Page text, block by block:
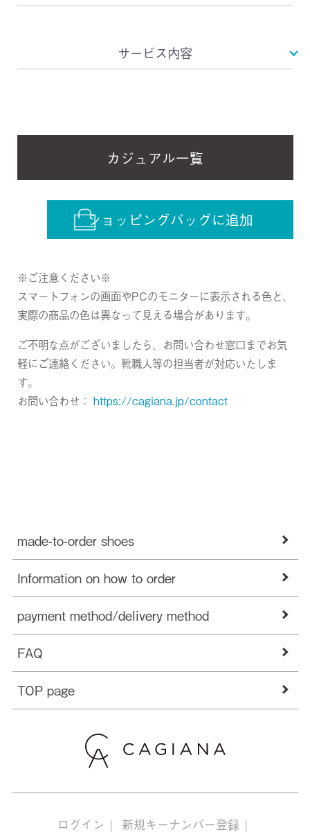
サービス内容
カジュアル一覧
ショッピングバッグに追加
※ご注意ください※
スマートフォンの画面やPCのモニターに表示される色と、
実際の商品の色は異なって見える場合があります。
ご不明な点がございましたら、お問い合わせ窓口までお気
軽にご連絡ください。靴職人等の担当者が対応いたしま
す。
お問い合わせ： https://cagiana.jp/contact
made-to-order shoes
Information on how to order
payment method/delivery method
FAQ
TOP page
ログイン 新規キーナンバー登録